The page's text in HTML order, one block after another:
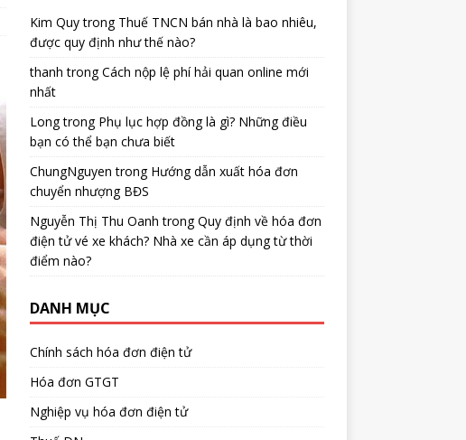
Kim Quytrong Thuế TNCN bán nhà là bao nhiêu,
được quy định như thế nào?
thanh trongCách nộp lệ phí hải quan online mới
nhất
Longtrong Phụ lục hợp đồng là gì? Những điều
bạn có thể bạn chưa biết
ChungNguyen trong Hướng dẫn xuất hóa đơn
chuyển nhượng BĐS
Nguyễn Thị Thu Oanh trongQuy định về hóa đơn
điện tử vé xe khách? Nhà xe cần áp dụng từ thời
điểm nào?
DANH MỤC
Chính sách hóa đơn điện tử
Hóa đơn GTGT
Nghiệp vụ hóa đơn điện tử